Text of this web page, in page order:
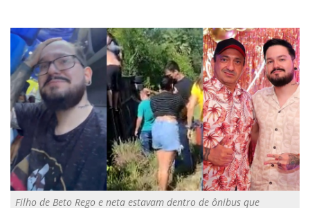
Filho de Beto Rego e neta estavam dentro de ônibus que